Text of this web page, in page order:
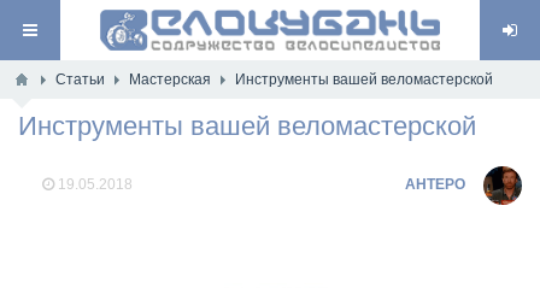
Статьи Мастерская Инструменты вашей веломастерской
Инструменты вашей веломастерской
19.05.2018 AHTEPO